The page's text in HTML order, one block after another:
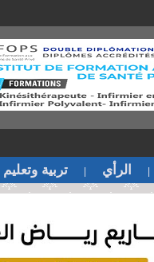
الرأي تربية وتعليم